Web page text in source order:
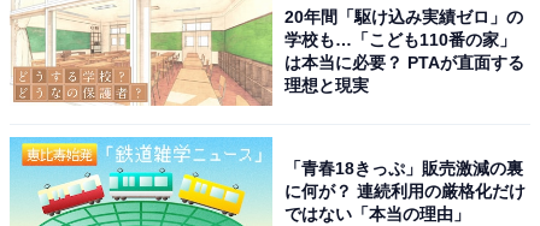
20年間「駆け込み実績ゼロ」の
学校も…「こども110番の家」
は本当に必要？ PTAが直面する
理想と現実
「青春18きっぷ」販売激減の裏
に何が？ 連続利用の厳格化だけ
ではない「本当の理由」